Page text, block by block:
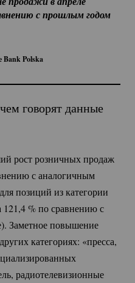
Bank Polska
с прошлым годом
говорят данные
рост розничных продаж
с аналогичным
позиций из категории
121,4 %по сравнению с
Заметное повышение
категориях: «пресса,
радиотелевизионные